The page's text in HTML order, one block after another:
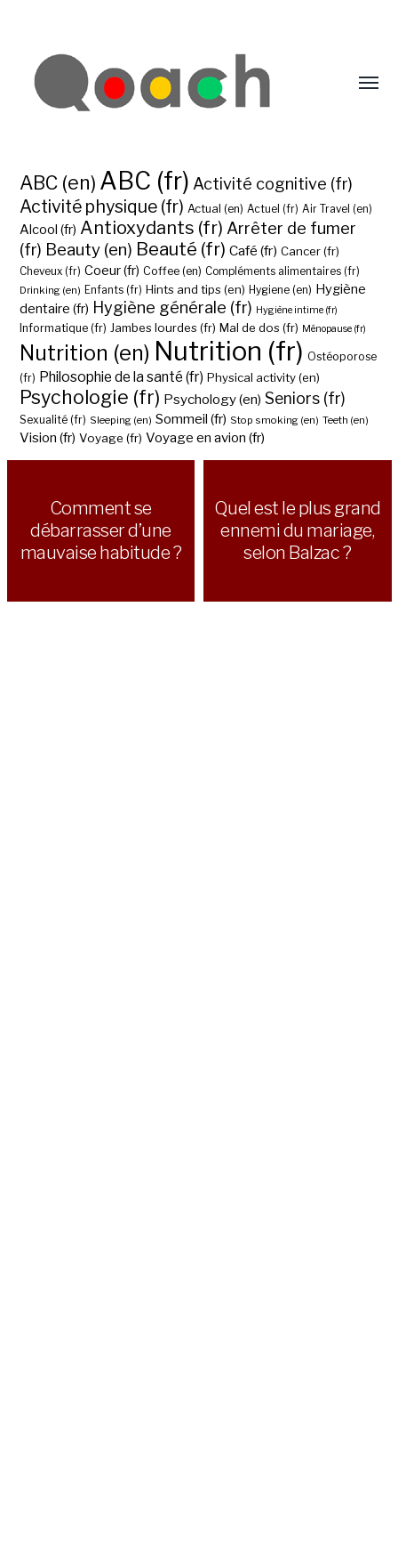
ABC (en) ABC (fr) Activité cognitive (fr)
Activité physique (fr) Actual (en) Actuel (fr) Air Travel (en)
Alcool (fr) Antioxydants (fr) Arrêter de fumer
(fr) Beauty (en) Beauté (fr) Café (fr) Cancer (fr)
Cheveux (fr) Coeur (fr) Coffee (en) Compléments alimentaires (fr)
Drinking (en) Enfants (fr) Hints and tips (en) Hygiene (en) Hygiène
dentaire (fr) Hygiène générale (fr) Hygiène intime (fr)
Informatique (fr) Jambes lourdes (fr) Mal de dos (fr) Ménopause (fr)
Nutrition (en) Nutrition (fr) Ostéoporose
(fr) Philosophie de la santé (fr) Physical activity (en)
Psychologie (fr) Psychology (en) Seniors (fr)
Sexualité (fr) Sleeping (en) Sommeil (fr) Stop smoking (en) Teeth (en)
Vision (fr) Voyage (fr) Voyage en avion (fr)
Comment se
débarrasser d’une
mauvaise habitude ?
Quel est le plus grand
ennemi du mariage,
selon Balzac ?